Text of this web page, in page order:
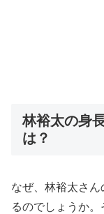
林裕太の身
は？
なぜ、林裕太さ
るのでしょうか